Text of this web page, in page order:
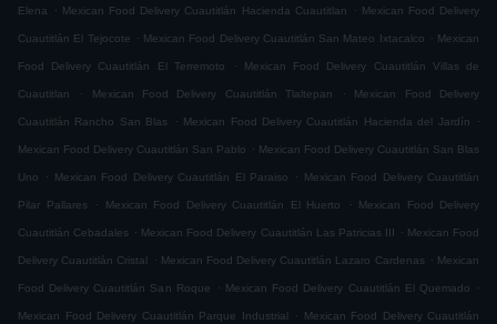
Elena . Mexican Food Delivery Cuautitlán Hacienda Cuautitlan . Mexican Food Delivery
Cuautitlán El Tejocote . Mexican Food Delivery Cuautitlán San Mateo Ixtacalco . Mexican
Food Delivery Cuautitlán El Terremoto . Mexican Food Delivery Cuautitlán Villas de
Cuautitlan . Mexican Food Delivery Cuautitlán Tlaltepan . Mexican Food Delivery
Cuautitlán Rancho San Blas . Mexican Food Delivery Cuautitlán Hacienda del Jardín .
Mexican Food Delivery Cuautitlán San Pablo . Mexican Food Delivery Cuautitlán San Blas
Uno . Mexican Food Delivery Cuautitlán El Paraiso . Mexican Food Delivery Cuautitlán
Pilar Pallares . Mexican Food Delivery Cuautitlán El Huerto . Mexican Food Delivery
Cuautitlán Cebadales . Mexican Food Delivery Cuautitlán Las Patricias III . Mexican Food
Delivery Cuautitlán Cristal . Mexican Food Delivery Cuautitlán Lazaro Cardenas . Mexican
Food Delivery Cuautitlán San Roque . Mexican Food Delivery Cuautitlán El Quemado .
Mexican Food Delivery Cuautitlán Parque Industrial . Mexican Food Delivery Cuautitlán